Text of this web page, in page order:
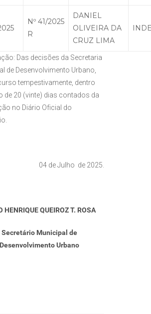
Nº 41/2025
R
DANIEL
OLIVEIRA DA
CRUZ LIMA
Das decisões da Secretaria
de Desenvolvimento Urbano,
tempestivamente, dentro
de 20 (vinte) dias contados da
no Diário Oficial do
04 de Julho de 2025.
HENRIQUE QUEIROZ T. ROSA
Secretário Municipal de
Desenvolvimento Urbano